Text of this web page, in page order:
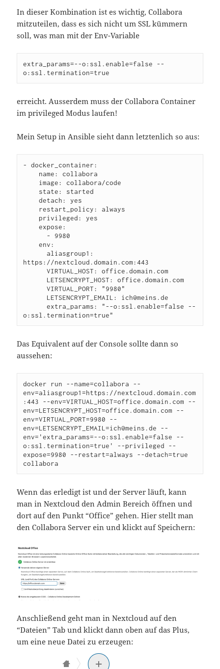
In dieser Kombination ist es wichtig, Collabora
mitzuteilen, dass es sich nicht um SSL kümmern
soll, was man mit der Env-Variable
extra_params=--o:ssl.enable=false --
o:ssl.termination=true
erreicht. Ausserdem muss der Collabora Container
im privileged Modus laufen!
Mein Setup in Ansible sieht dann letztenlich so aus:
- docker_container:
    detach: yes
    expose:
    env:
      aliasgroup1:
https://nextcloud.domain.com:443
      VIRTUAL_HOST: office.domain.com
      VIRTUAL_PORT: "9980"
      extra_params: "--o:ssl.enable=false --
Das Equivalent auf der Console sollte dann so
aussehen:
docker run --name=collabora --
env=aliasgroup1=https://nextcloud.domain.com
:443 --env=VIRTUAL_HOST=office.domain.com --
env=LETSENCRYPT_HOST=office.domain.com --
env=VIRTUAL_PORT=9980 --
env=LETSENCRYPT_EMAIL=ich@meins.de --
env='extra_params=--o:ssl.enable=false --
o:ssl.termination=true' --privileged --
expose=9980 --restart=always --detach=true
collabora
Wenn das erledigt ist und der Server läuft, kann
man in Nextcloud den Admin Bereich öffnen und
dort auf den Punkt “Office” gehen. Hier stellt man
den Collabora Server ein und klickt auf Speichern:
Anschließend geht man in Nextcloud auf den
“Dateien” Tab und klickt dann oben auf das Plus,
um eine neue Datei zu erzeugen: